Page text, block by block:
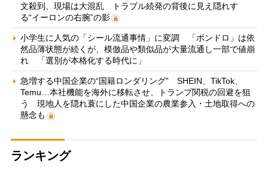
文殺到、現場は大混乱 トラブル続発の背後に見え隠れす
る“イーロンの右腕”の影
小学生に人気の「シール流通事情」に変調 「ボンドロ」は依
然品薄状態が続くが、模倣品や類似品が大量流通し一部で値崩
れ 「選別が本格化する時代に」
急増する中国企業の“国籍ロンダリング” SHEIN、TikTok、
Temu…本社機能を海外に移転させ、トランプ関税の回避を狙
う 現地人を隠れ蓑にした中国企業の農業参入・土地取得への
懸念も
ランキング